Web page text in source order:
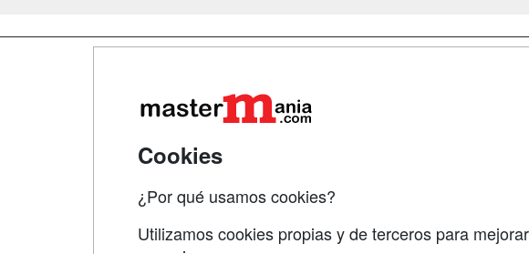
Cookies
¿Por qué usamos cookies?
Utilizamos cookies propias y de terceros para